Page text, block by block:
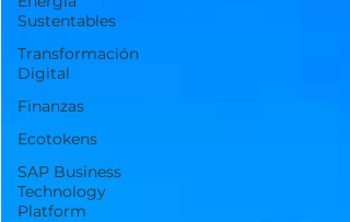
Sustentables
Transformación
Digital
Finanzas
Ecotokens
SAP Business
Technology
Platform